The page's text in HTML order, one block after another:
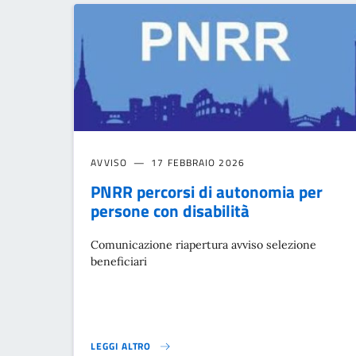
AVVISO 17 FEBBRAIO 2026
PNRR percorsi di autonomia per
persone con disabilità
Comunicazione riapertura avviso selezione
beneficiari
LEGGI ALTRO
PNRR PERCORSI DI AUTONOMIA PER PERSONE CON